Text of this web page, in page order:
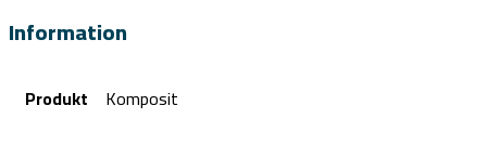
Information
Produkt Komposit